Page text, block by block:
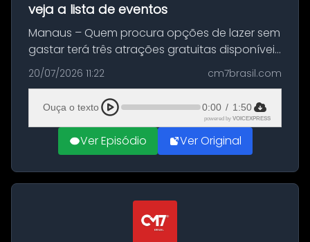
veja a lista de eventos
Manaus – Quem procura opções de lazer sem
gastar terá três atrações gratuitas disponíveis
entre esta segunda-feira (20) e quinta-feira
(23). A programação inclui uma exposição
dedicada à história das ...
20/07/2026 11:22 cm7brasil.com
Ouça o texto 0:00 / 1:50
powered by VOICEXPRESS
Ver Episódio Ver Original